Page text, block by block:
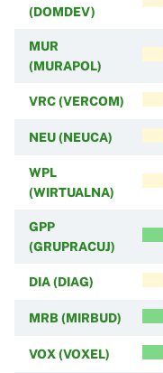
(DOMDEV)
MUR
(MURAPOL)
VRC (VERCOM)
NEU (NEUCA)
WPL
(WIRTUALNA)
GPP
(GRUPRACUJ)
DIA (DIAG)
MRB (MIRBUD)
VOX (VOXEL)